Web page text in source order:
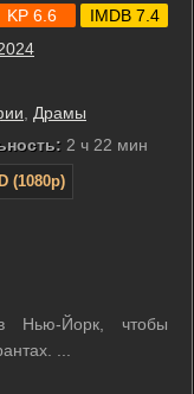
Драмы
2 ч 22 мин
(1080p)
KP 6.6 IMDB 7.4
Нью-Йорк, чтобы
...